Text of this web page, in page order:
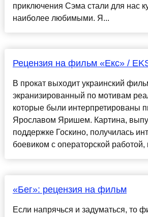
приключения Сэма стали для нас
наиболее любимыми. Я...
Рецензия на фильм «Екс» /
В прокат выходит украинский
экранизированный по мотивам
которые были интерпретированы
Ярославом Яришем. Картина,
поддержке Госкино, получилась
боевиком с операторской работой,
«Бег»: рецензия на фильм
Если напрячься и задуматься, то